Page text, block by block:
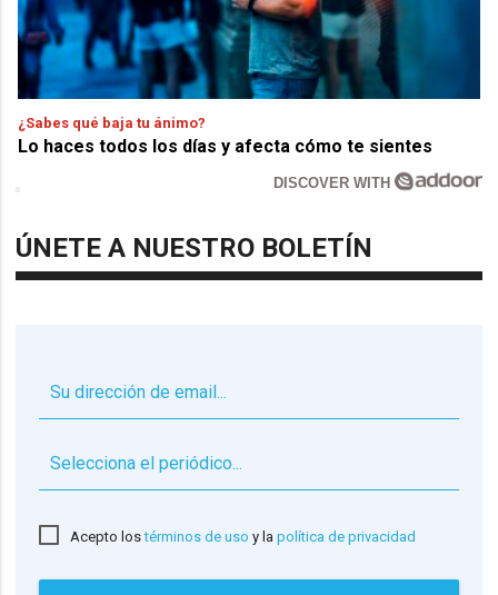
¿Sabes qué baja tu ánimo?
Lo haces todos los días y afecta cómo te sientes
DISCOVER WITH
ÚNETE A NUESTRO BOLETÍN
Acepto lostérminos de uso y lapolítica de privacidad